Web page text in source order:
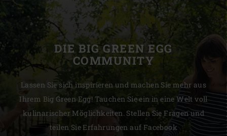
DIE BIG GREEN EGG
COMMUNITY
Lassen Sie sich inspirieren und machen Sie mehr aus
Ihrem Big Green Egg! Tauchen Sie ein in eine Welt voll
kulinarischer Möglichkeiten. Stellen Sie Fragen und
teilen Sie Erfahrungen auf Facebook